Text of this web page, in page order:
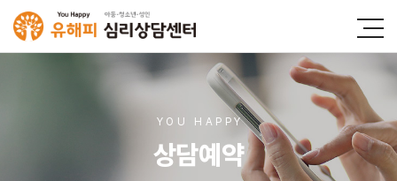
YOU HAPPY
상담예약